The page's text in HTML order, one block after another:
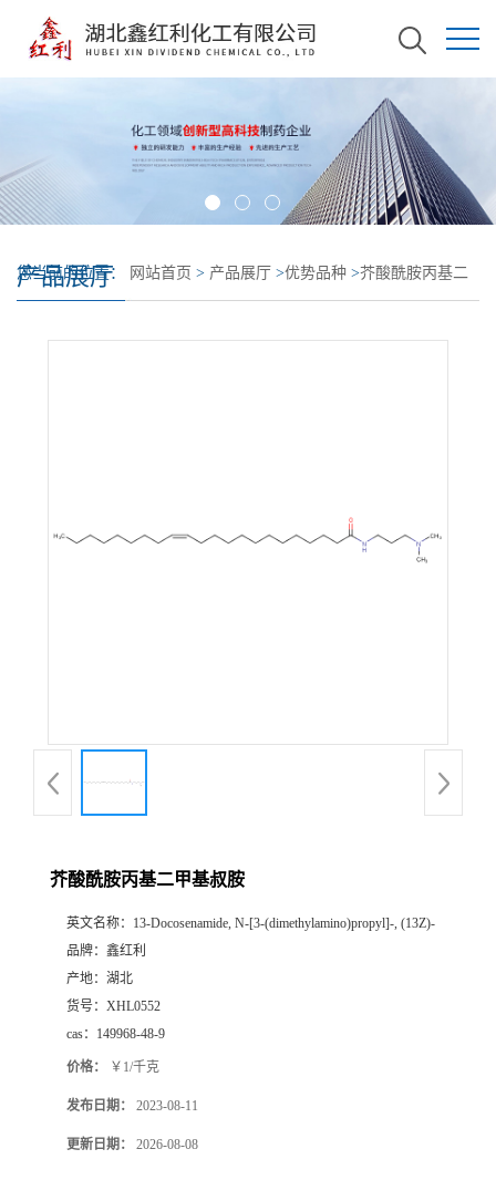
产品展厅
您当前的位置： 网站首页 > 产品展厅 >优势品种 >芥酸酰胺丙基二
芥酸酰胺丙基二甲基叔胺
英文名称： 13-Docosenamide, N-[3-(dimethylamino)propyl]-, (13Z)-
品牌： 鑫红利
产地： 湖北
货号： XHL0552
cas： 149968-48-9
价格： ￥1/千克
发布日期： 2023-08-11
更新日期： 2026-08-08